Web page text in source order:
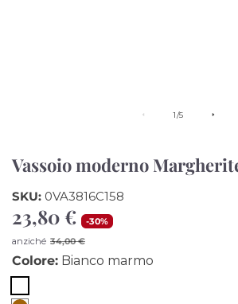
1/di
5
Vassoio moderno
SKU: 0VA3816C158
Prezzo
di
vendita
23,80 € -30%
Prezzo
di
listino
anziché 34,00 €
Colore: Bianco marmo
Bianco